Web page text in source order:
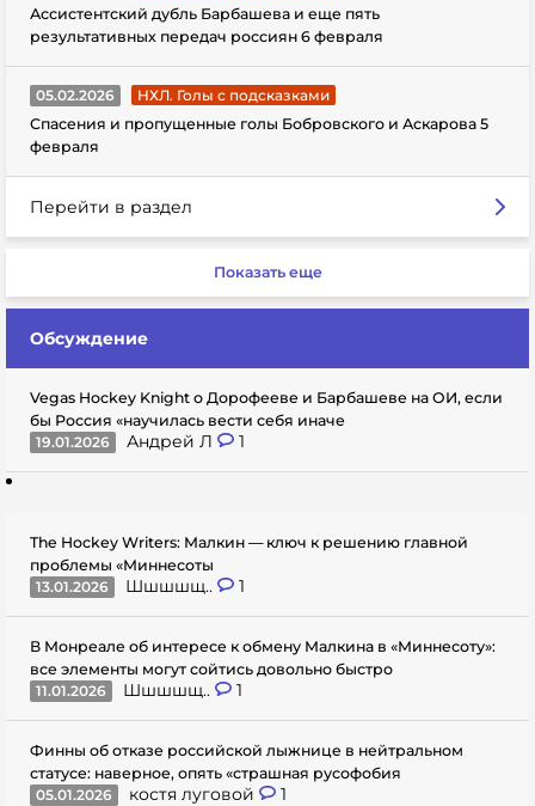
Ассистентский дубль Барбашева и еще пять
результативных передач россиян 6 февраля
05.02.2026
НХЛ. Голы с подсказками
Спасения и пропущенные голы Бобровского и Аскарова 5
февраля
Перейти в раздел
Показать еще
Обсуждение
Vegas Hockey Knight о Дорофееве и Барбашеве на ОИ, если
бы Россия «научилась вести себя иначе
19.01.2026
Андрей Л 1
The Hockey Writers: Малкин — ключ к решению главной
проблемы «Миннесоты
13.01.2026
Шшшшщ.. 1
В Монреале об интересе к обмену Малкина в «Миннесоту»:
все элементы могут сойтись довольно быстро
11.01.2026
Шшшшщ.. 1
Финны об отказе российской лыжнице в нейтральном
статусе: наверное, опять «страшная русофобия
05.01.2026
костя луговой 1